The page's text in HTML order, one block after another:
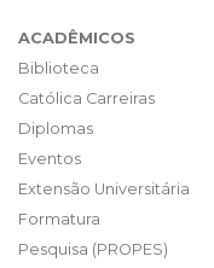
ACADÊMICOS
Biblioteca
Católica Carreiras
Diplomas
Eventos
Extensão Universitária
Formatura
Pesquisa (PROPES)